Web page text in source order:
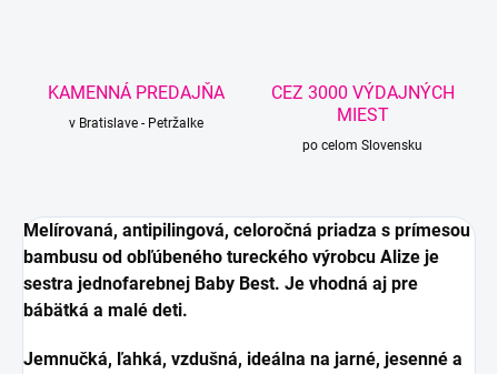
KAMENNÁ PREDAJŇA
v Bratislave - Petržalke
CEZ 3000 VÝDAJNÝCH
MIEST
po celom Slovensku
Melírovaná, antipilingová, celoročná priadza s prímesou
bambusu od obľúbeného tureckého výrobcu Alize je
sestra jednofarebnej Baby Best. Je vhodná aj pre
bábätká a malé deti.
Jemnučká, ľahká, vzdušná, ideálna na jarné, jesenné a